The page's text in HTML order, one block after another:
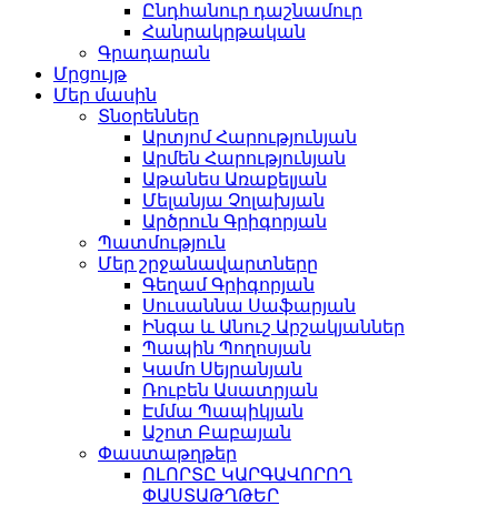
Ընդհանուր դաշնամուր
Հանրակրթական
Գրադարան
Մրցույթ
Մեր մասին
Տնօրեններ
Արտյոմ Հարությունյան
Արմեն Հարությունյան
Աթանես Առաքելյան
Մելանյա Չոլախյան
Արծրուն Գրիգորյան
Պատմություն
Մեր շրջանավարտները
Գեղամ Գրիգորյան
Սուսաննա Սաֆարյան
Ինգա և Անուշ Արշակյաններ
Պապին Պողոսյան
Կամո Սեյրանյան
Ռուբեն Ասատրյան
Էմմա Պապիկյան
Աշոտ Բաբայան
Փաստաթղթեր
ՈԼՈՐՏԸ ԿԱՐԳԱՎՈՐՈՂ
ՓԱՍՏԱԹՂԹԵՐ